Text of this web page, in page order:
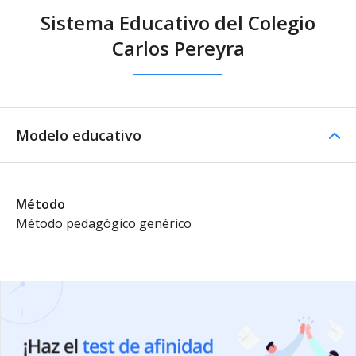
Sistema Educativo del Colegio
Carlos Pereyra
Modelo educativo
Método
Método pedagógico genérico